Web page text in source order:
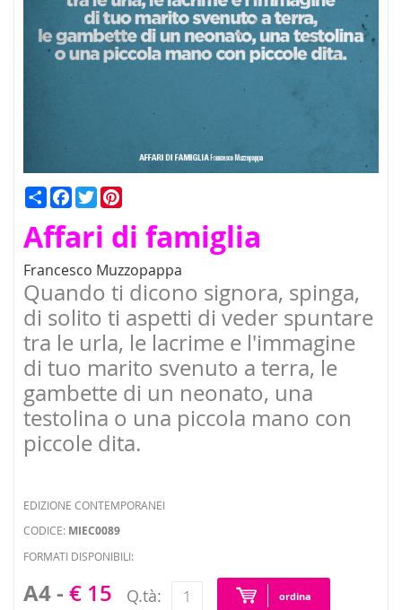
CondividiFacebook
Twitter
Affari di famiglia
Francesco Muzzopappa
Quando ti dicono signora, spinga,
di solito ti aspetti di veder spuntare
tra le urla, le lacrime e l'immagine
di tuo marito svenuto a terra, le
gambette di un neonato, una
testolina o una piccola mano con
piccole dita.
EDIZIONE CONTEMPORANEI
CODICE: MIEC0089
FORMATI DISPONIBILI:
A4 - € 15 Q.tà: ordina